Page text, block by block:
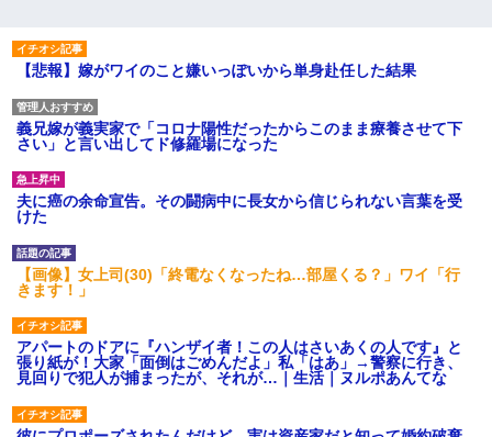
【悲報】嫁がワイのこと嫌いっぽいから単身赴任した結果
義兄嫁が義実家で「コロナ陽性だったからこのまま療養させて下
さい」と言い出してド修羅場になった
夫に癌の余命宣告。その闘病中に長女から信じられない言葉を受
けた
【画像】女上司(30)「終電なくなったね…部屋くる？」ワイ「行
きます！」
アパートのドアに『ハンザイ者！この人はさいあくの人です』と
張り紙が！大家「面倒はごめんだよ」私「はあ」→警察に行き、
見回りで犯人が捕まったが、それが…｜生活｜ヌルポあんてな